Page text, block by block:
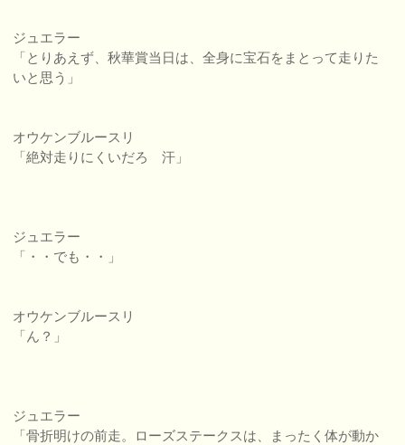
ジュエラー
「とりあえず、秋華賞当日は、全身に宝石をまとって走りた
いと思う」
オウケンブルースリ
「絶対走りにくいだろ 汗」
ジュエラー
「・・でも・・」
オウケンブルースリ
「ん？」
ジュエラー
「骨折明けの前走。ローズステークスは、まったく体が動か